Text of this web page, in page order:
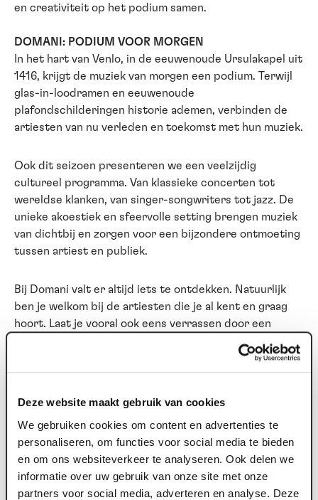
Deze website maakt gebruik van cookies
We gebruiken cookies om content en advertenties te
personaliseren, om functies voor social media te bieden
en om ons websiteverkeer te analyseren. Ook delen we
informatie over uw gebruik van onze site met onze
partners voor social media, adverteren en analyse. Deze
en creativiteit op het podium samen.
DOMANI: PODIUM VOOR MORGEN
In het hart van Venlo, in de eeuwenoude Ursulakapel uit
1416, krijgt de muziek van morgen een podium. Terwijl
glas-in-loodramen en eeuwenoude
plafondschilderingen historie ademen, verbinden de
artiesten van nu verleden en toekomst met hun muziek.
Ook dit seizoen presenteren we een veelzijdig
cultureel programma. Van klassieke concerten tot
wereldse klanken, van singer-songwriters tot jazz. De
unieke akoestiek en sfeervolle setting brengen muziek
van dichtbij en zorgen voor een bijzondere ontmoeting
tussen artiest en publiek.
Bij Domani valt er altijd iets te ontdekken. Natuurlijk
ben je welkom bij de artiesten die je al kent en graag
hoort. Laat je vooral ook eens verrassen door een
wordt met zorg samengesteld en staat garant voor
kwaliteit.
vaker op de agenda. Samen zingen, verbinden en de
kracht van muziek ervaren blijkt telkens weer een
bijzondere ervaring.